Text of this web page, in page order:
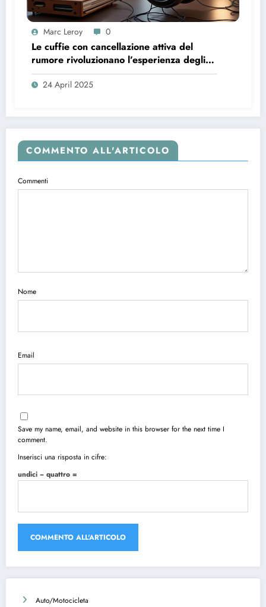
Marc Leroy 0
Le cuffie con cancellazione attiva del
rumore rivoluzionano l’esperienza degli
audiofili più esigenti.
24 April 2025
COMMENTO ALL'ARTICOLO
Commenti
Nome
Email
Save my name, email, and website in this browser for the next time I
comment.
Inserisci una risposta in cifre:
undici − quattro =
Auto/Motocicleta